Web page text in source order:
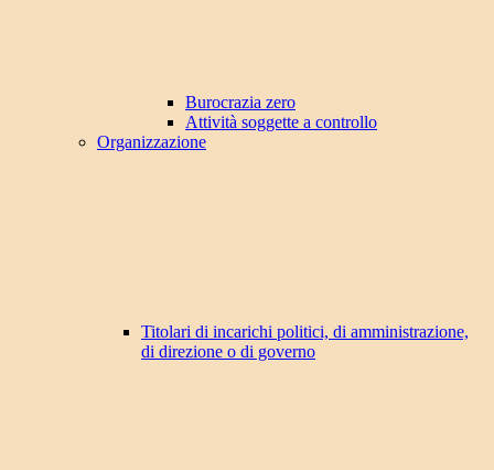
Burocrazia zero
Attività soggette a controllo
Organizzazione
Titolari di incarichi politici, di amministrazione,
di direzione o di governo